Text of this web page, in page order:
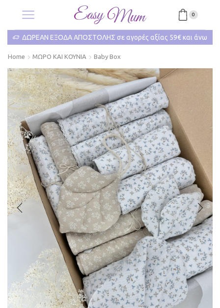
0
ΔΩΡΕΑΝ ΕΞΟΔΑ ΑΠΟΣΤΟΛΗΣ σε αγορές αξίας 59€ και άνω
Home ΜΩΡΟ ΚΑΙ ΚΟΥΝΙΑ Baby Box